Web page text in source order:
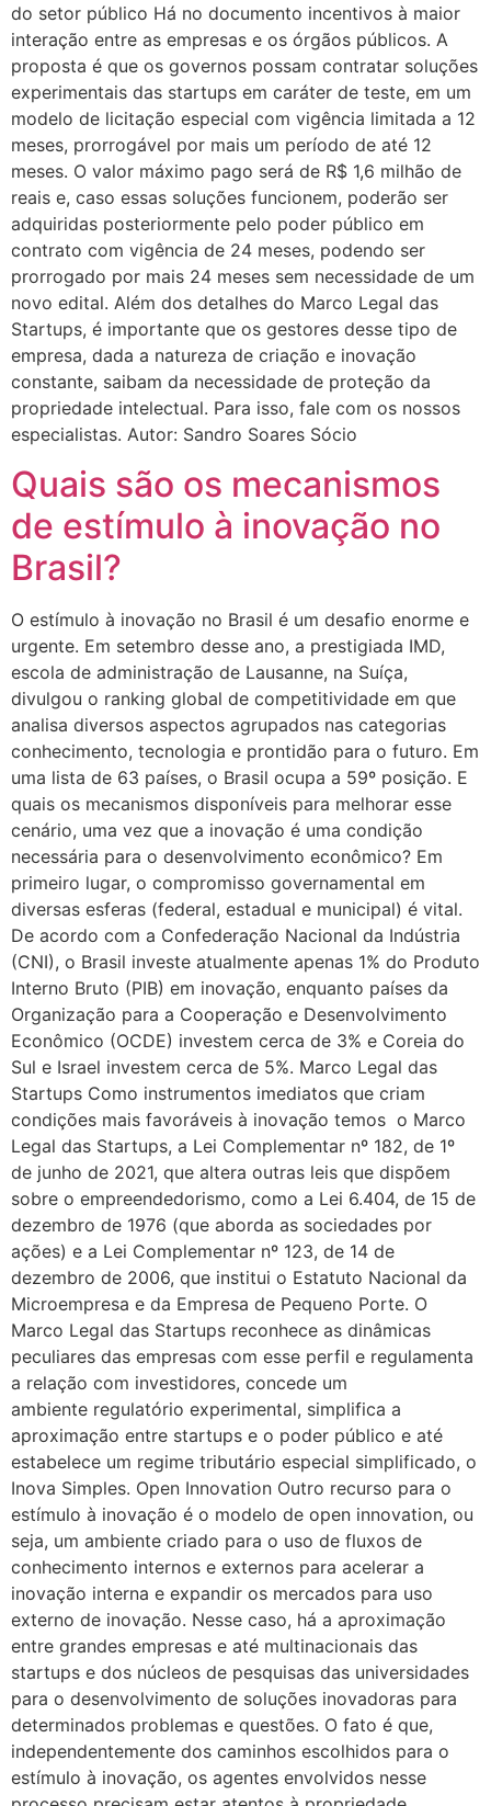
do setor público Há no documento incentivos à maior
interação entre as empresas e os órgãos públicos. A
proposta é que os governos possam contratar soluções
experimentais das startups em caráter de teste, em um
modelo de licitação especial com vigência limitada a 12
meses, prorrogável por mais um período de até 12
meses. O valor máximo pago será de R$ 1,6 milhão de
reais e, caso essas soluções funcionem, poderão ser
adquiridas posteriormente pelo poder público em
contrato com vigência de 24 meses, podendo ser
prorrogado por mais 24 meses sem necessidade de um
novo edital. Além dos detalhes do Marco Legal das
Startups, é importante que os gestores desse tipo de
empresa, dada a natureza de criação e inovação
constante, saibam da necessidade de proteção da
propriedade intelectual. Para isso, fale com os nossos
especialistas. Autor: Sandro Soares Sócio
Quais são os mecanismos
de estímulo à inovação no
Brasil?
O estímulo à inovação no Brasil é um desafio enorme e
urgente. Em setembro desse ano, a prestigiada IMD,
escola de administração de Lausanne, na Suíça,
divulgou o ranking global de competitividade em que
analisa diversos aspectos agrupados nas categorias
conhecimento, tecnologia e prontidão para o futuro. Em
uma lista de 63 países, o Brasil ocupa a 59º posição. E
quais os mecanismos disponíveis para melhorar esse
cenário, uma vez que a inovação é uma condição
necessária para o desenvolvimento econômico? Em
primeiro lugar, o compromisso governamental em
diversas esferas (federal, estadual e municipal) é vital.
De acordo com a Confederação Nacional da Indústria
(CNI), o Brasil investe atualmente apenas 1% do Produto
Interno Bruto (PIB) em inovação, enquanto países da
Organização para a Cooperação e Desenvolvimento
Econômico (OCDE) investem cerca de 3% e Coreia do
Sul e Israel investem cerca de 5%. Marco Legal das
Startups Como instrumentos imediatos que criam
condições mais favoráveis à inovação temos o Marco
Legal das Startups, a Lei Complementar nº 182, de 1º
de junho de 2021, que altera outras leis que dispõem
sobre o empreendedorismo, como a Lei 6.404, de 15 de
dezembro de 1976 (que aborda as sociedades por
ações) e a Lei Complementar nº 123, de 14 de
dezembro de 2006, que institui o Estatuto Nacional da
Microempresa e da Empresa de Pequeno Porte. O
Marco Legal das Startups reconhece as dinâmicas
peculiares das empresas com esse perfil e regulamenta
a relação com investidores, concede um
ambiente regulatório experimental, simplifica a
aproximação entre startups e o poder público e até
estabelece um regime tributário especial simplificado, o
Inova Simples. Open Innovation Outro recurso para o
estímulo à inovação é o modelo de open innovation, ou
seja, um ambiente criado para o uso de fluxos de
conhecimento internos e externos para acelerar a
inovação interna e expandir os mercados para uso
externo de inovação. Nesse caso, há a aproximação
entre grandes empresas e até multinacionais das
startups e dos núcleos de pesquisas das universidades
para o desenvolvimento de soluções inovadoras para
determinados problemas e questões. O fato é que,
independentemente dos caminhos escolhidos para o
estímulo à inovação, os agentes envolvidos nesse